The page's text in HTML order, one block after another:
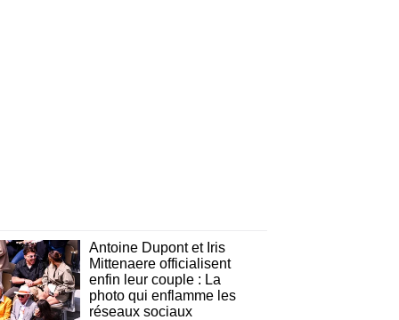
Antoine Dupont et Iris
Mittenaere officialisent
enfin leur couple : La
photo qui enflamme les
réseaux sociaux